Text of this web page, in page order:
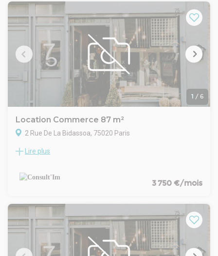
d'illustrer les différentes possibilités d'exploitation des lieux.
Ce bien constitue une opportunité rare pour développer un
projet sur mesure dans un secteur dynamique et recherché.
1 / 6
Location Commerce 87 m²
2 Rue De La Bidassoa, 75020 Paris
M° GAMBETTA, Consult'im vous propose une belle surface
CARACTERISTIQUES DE L'OFFRE
Beau linéaire de vitrine d'angle
Espace cuisine
Sous-sol
CONDITIONS FINANCIERES
Loyer mensuel : 3 750 € HT HC
Lire plus
3 750 €/mois